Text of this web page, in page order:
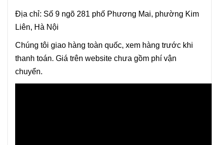
Địa chỉ: Số 9 ngõ 281 phố Phương Mai, phường Kim
Liên, Hà Nội
Chúng tôi giao hàng toàn quốc, xem hàng trước khi
thanh toán. Giá trên website chưa gồm phí vận
chuyển.